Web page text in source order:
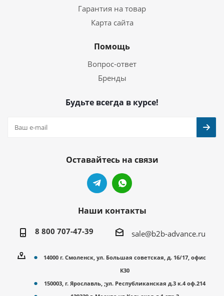
Гарантия на товар
Карта сайта
Помощь
Вопрос-ответ
Бренды
Будьте всегда в курсе!
Оставайтесь на связи
Наши контакты
8 800 707-47-39 sale@b2b-advance.ru
14000 г. Смоленск, ул. Большая советская, д. 16/17, офис
К30
150003, г. Ярославль, ;ул. Республиканская д.3 к.4 оф.214